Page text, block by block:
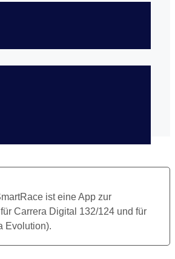
ist eine App zur
Carrera Digital 132/124 und für
Evolution).